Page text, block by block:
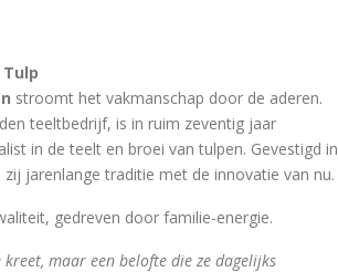
stroomt het vakmanschap door de aderen.
teeltbedrijf, is in ruim zeventig jaar
in de teelt en broei van tulpen. Gevestigd in
jarenlange traditie met de innovatie van nu.
gedreven door familie-energie.
maar een belofte die ze dagelijks